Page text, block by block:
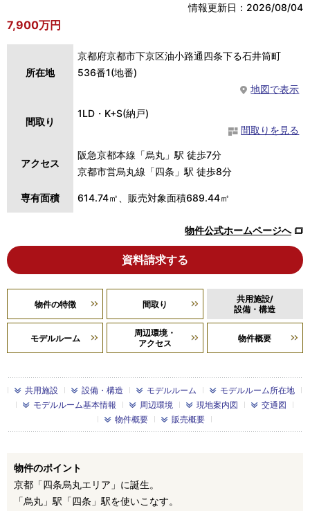
情報更新日：2026/08/04
7,900万円
所在地
京都府京都市下京区油小路通四条下る石井筒町
536番1(地番)
地図で表示
間取り
1LD・K+S(納戸)
間取りを見る
アクセス
阪急京都本線「烏丸」駅 徒歩7分
京都市営烏丸線「四条」駅 徒歩8分
専有面積 614.74㎡、販売対象面積689.44㎡
物件公式ホームページへ
資料請求する
物件の特徴 間取り
共用施設/
設備・構造
モデルルーム
周辺環境・
アクセス
物件概要
共用施設 設備・構造 モデルルーム
モデルルーム所在地
モデルルーム基本情報
周辺環境 現地案内図
交通図
物件概要
販売概要
物件のポイント
京都「四条烏丸エリア」に誕生。
「烏丸」駅「四条」駅を使いこなす。